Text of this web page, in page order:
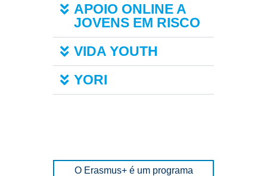
APOIO ONLINE A
JOVENS EM RISCO
VIDA YOUTH
YORI
O Erasmus+ é um programa